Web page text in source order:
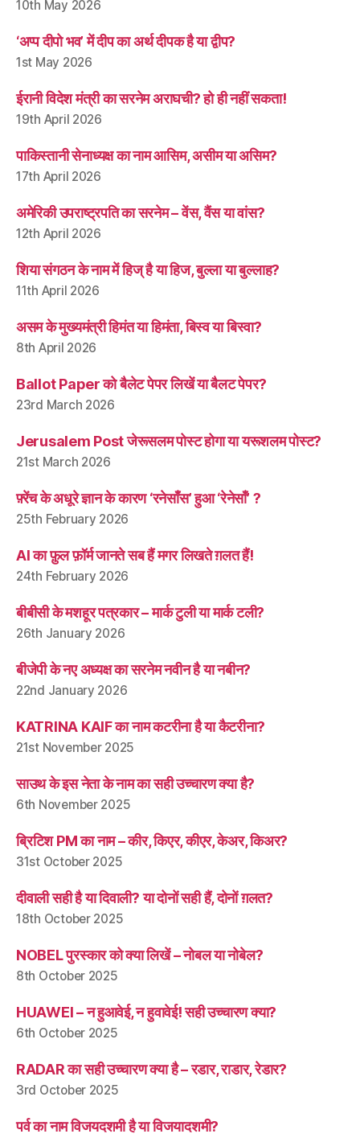
10th May 2026
‘अप्प दीपो भव’ में दीप का अर्थ दीपक है या द्वीप?
1st May 2026
ईरानी विदेश मंत्री का सरनेम अराघची? हो ही नहीं सकता!
19th April 2026
पाकिस्तानी सेनाध्यक्ष का नाम आसिम, असीम या असिम?
17th April 2026
अमेरिकी उपराष्ट्रपति का सरनेम – वेंस, वैंस या वांस?
12th April 2026
शिया संगठन के नाम में हिज् है या हिज, बुल्ला या बुल्लाह?
11th April 2026
असम के मुख्यमंत्री हिमंत या हिमंता, बिस्व या बिस्वा?
8th April 2026
Ballot Paper को बैलेट पेपर लिखें या बैलट पेपर?
23rd March 2026
Jerusalem Post जेरूसलम पोस्ट होगा या यरूशलम पोस्ट?
21st March 2026
फ़्रेंच के अधूरे ज्ञान के कारण ‘रनेसाँस’ हुआ ‘रेनेसाँ’ ?
25th February 2026
AI का फ़ुल फ़ॉर्म जानते सब हैं मगर लिखते ग़लत हैं!
24th February 2026
बीबीसी के मशहूर पत्रकार – मार्क टुली या मार्क टली?
26th January 2026
बीजेपी के नए अध्यक्ष का सरनेम नवीन है या नबीन?
22nd January 2026
KATRINA KAIF का नाम कटरीना है या कैटरीना?
21st November 2025
साउथ के इस नेता के नाम का सही उच्चारण क्या है?
6th November 2025
ब्रिटिश PM का नाम – कीर, किएर, कीएर, केअर, किअर?
31st October 2025
दीवाली सही है या दिवाली? या दोनों सही हैं, दोनों ग़लत?
18th October 2025
NOBEL पुरस्कार को क्या लिखें – नोबल या नोबेल?
8th October 2025
HUAWEI – न हुआवेई, न हुवावेई! सही उच्चारण क्या?
6th October 2025
RADAR का सही उच्चारण क्या है – रडार, राडार, रेडार?
3rd October 2025
पर्व का नाम विजयदशमी है या विजयादशमी?